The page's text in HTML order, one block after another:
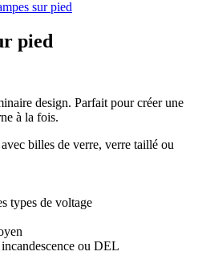
sur pied
pied
design. Parfait pour créer une
à la fois.
billes de verre, verre taillé ou
types de voltage
ou DEL